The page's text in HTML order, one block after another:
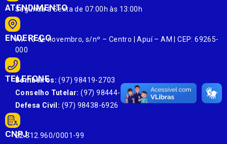
ATENDIMENTO
Segunda à Sexta de 07:00h às 13:00h
ENDEREÇO
Av. 13 de novembro, s/nº – Centro | Apuí – AM | CEP: 69265-
000
TELEFONE
Bombeiros: (97) 98419-2703
Conselho Tutelar: (97) 98444-6303
Defesa Civil: (97) 98438-6926
CNPJ:
22.812.960/0001-99